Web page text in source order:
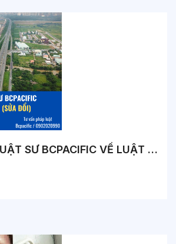
Ý KIẾN CỦA LUẬT SƯ BCPACIFIC VỀ LUẬT ĐẤT ĐAI (SỬA ĐỔI)